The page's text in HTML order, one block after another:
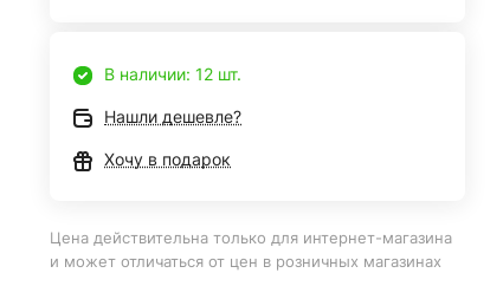
В наличии: 12 шт.
Нашли дешевле?
Хочу в подарок
Цена действительна только для интернет-магазина
и может отличаться от цен в розничных магазинах